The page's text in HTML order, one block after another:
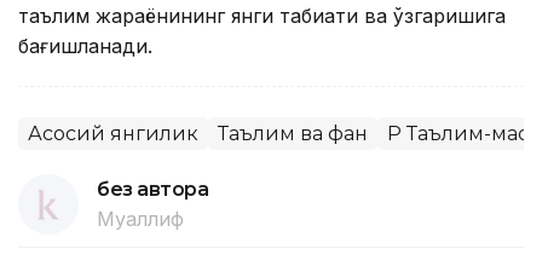
таълим жараёнининг янги табиати ва ўзгаришига
бағишланади.
Асосий янгилик Таълим ва фан ҚР Таълим-
без автора
Муаллиф